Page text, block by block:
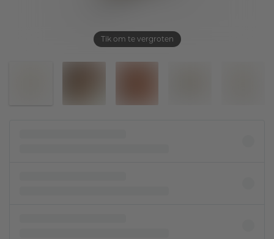
Tik om te vergroten